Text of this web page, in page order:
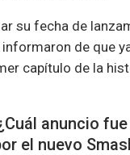
su fecha de
de que
capítulo de la
anuncio
el nuevo